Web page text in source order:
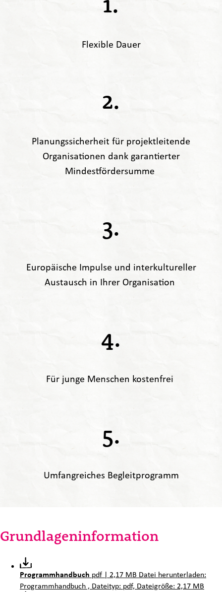
Flexible Dauer
2.
Planungssicherheit für projektleitende
Organisationen dank garantierter
Mindestfördersumme
3.
Europäische Impulse und interkultureller
Austausch in Ihrer Organisation
4.
Für junge Menschen kostenfrei
5.
Umfangreiches Begleitprogramm
Grundlageninformation
Programmhandbuch pdf | 2,17 MB Datei herunterladen:
Programmhandbuch , Dateityp: pdf, Dateigröße: 2,17 MB